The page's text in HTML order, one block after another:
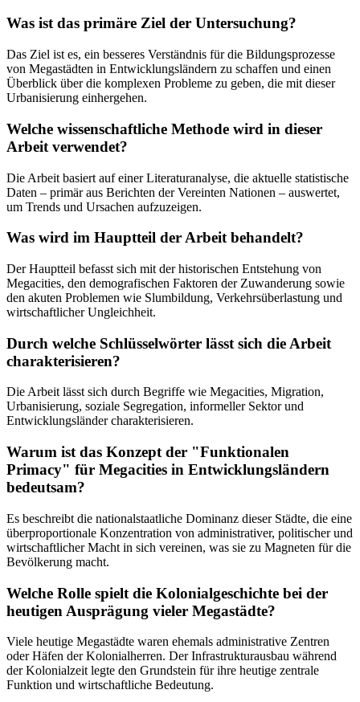
Was ist das primäre Ziel der Untersuchung?
Das Ziel ist es, ein besseres Verständnis für die Bildungsprozesse
von Megastädten in Entwicklungsländern zu schaffen und einen
Überblick über die komplexen Probleme zu geben, die mit dieser
Urbanisierung einhergehen.
Welche wissenschaftliche Methode wird in dieser
Arbeit verwendet?
Die Arbeit basiert auf einer Literaturanalyse, die aktuelle statistische
Daten – primär aus Berichten der Vereinten Nationen – auswertet,
um Trends und Ursachen aufzuzeigen.
Was wird im Hauptteil der Arbeit behandelt?
Der Hauptteil befasst sich mit der historischen Entstehung von
Megacities, den demografischen Faktoren der Zuwanderung sowie
den akuten Problemen wie Slumbildung, Verkehrsüberlastung und
wirtschaftlicher Ungleichheit.
Durch welche Schlüsselwörter lässt sich die Arbeit
charakterisieren?
Die Arbeit lässt sich durch Begriffe wie Megacities, Migration,
Urbanisierung, soziale Segregation, informeller Sektor und
Entwicklungsländer charakterisieren.
Warum ist das Konzept der "Funktionalen
Primacy" für Megacities in Entwicklungsländern
bedeutsam?
Es beschreibt die nationalstaatliche Dominanz dieser Städte, die eine
überproportionale Konzentration von administrativer, politischer und
wirtschaftlicher Macht in sich vereinen, was sie zu Magneten für die
Bevölkerung macht.
Welche Rolle spielt die Kolonialgeschichte bei der
heutigen Ausprägung vieler Megastädte?
Viele heutige Megastädte waren ehemals administrative Zentren
oder Häfen der Kolonialherren. Der Infrastrukturausbau während
der Kolonialzeit legte den Grundstein für ihre heutige zentrale
Funktion und wirtschaftliche Bedeutung.